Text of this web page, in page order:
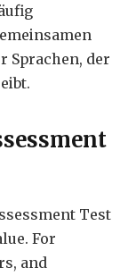
Sprachen, der
Test
For
and